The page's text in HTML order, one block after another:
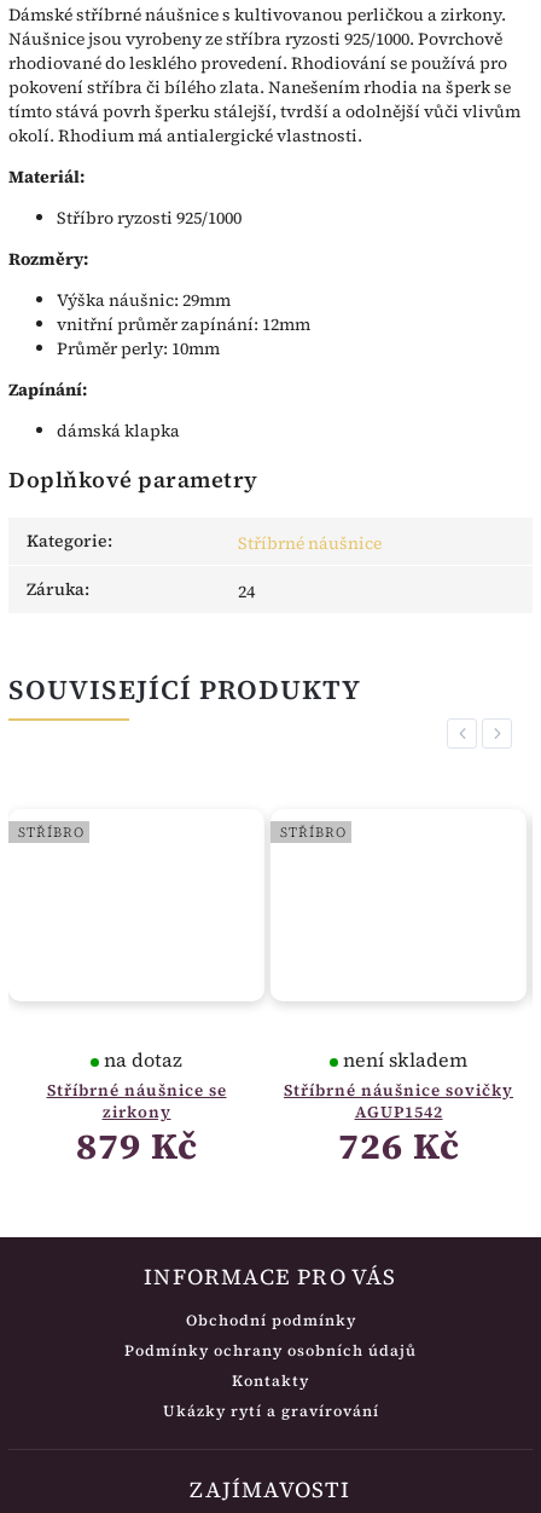
Dámské stříbrné náušnice s kultivovanou perličkou a zirkony.
Náušnice jsou vyrobeny ze stříbra ryzosti 925/1000. Povrchově
rhodiované do lesklého provedení. Rhodiování se používá pro
pokovení stříbra či bílého zlata. Nanešením rhodia na šperk se
tímto stává povrh šperku stálejší, tvrdší a odolnější vůči vlivům
okolí. Rhodium má antialergické vlastnosti.
Materiál:
Stříbro ryzosti 925/1000
Rozměry:
Výška náušnic: 29mm
vnitřní průměr zapínání: 12mm
Průměr perly: 10mm
Zapínání:
dámská klapka
Doplňkové parametry
Kategorie:
Stříbrné náušnice
Záruka: 24
SOUVISEJÍCÍ PRODUKTY
Previous
STŘÍBRO
Stříbrné náušnice se
zirkony
na dotaz
879 Kč
STŘÍBRO
Stříbrné náušnice sovičky
AGUP1542
není skladem
726 Kč
Next
INFORMACE PRO VÁS
Obchodní podmínky
Podmínky ochrany osobních údajů
Kontakty
Ukázky rytí a gravírování
ZAJÍMAVOSTI